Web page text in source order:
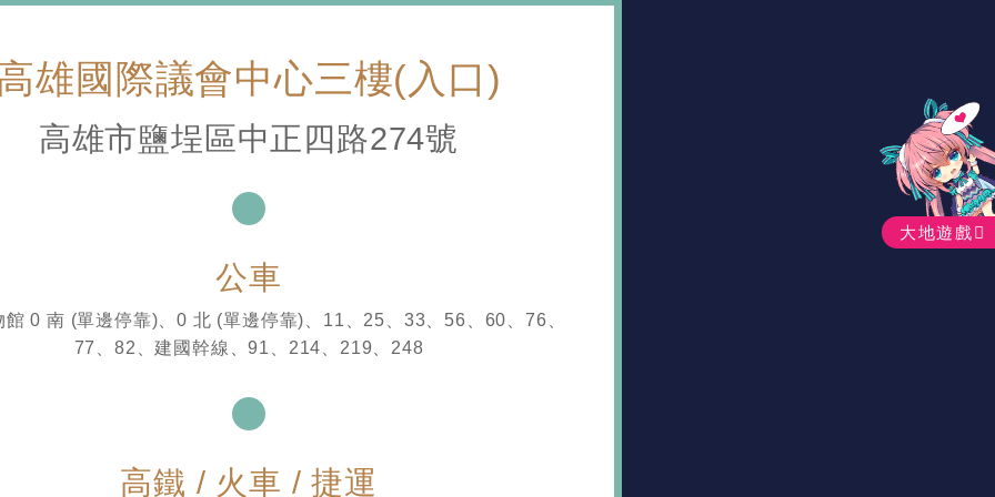
雄國際議會中心三樓(入口)
高雄市鹽埕區中正四路274號
公車
館 0 南 (單邊停靠)、0 北 (單邊停靠)、11、25、33、56、60、76、
77、82、建國幹線、91、214、219、248
高鐵 / 火車 / 捷運
大地遊戲